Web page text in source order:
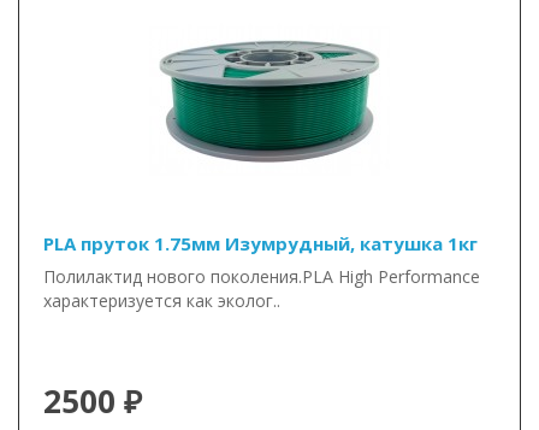
PLA пруток 1.75мм Изумрудный, катушка 1кг
Полилактид нового поколения.PLA High Performance
характеризуется как эколог..
2500 ₽